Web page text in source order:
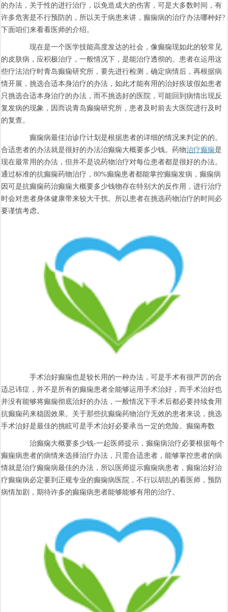
的办法，关于性的进行治疗，以免造成大的伤害，可是大多数时间，有
许多危害是不行预防的，所以关于病患来讲，癫痫病的治疗办法哪种好?
下面咱们来看看医师的介绍。
现在是一个医学技能高度发达的社会，像癫痫现如此的较常见
的皮肤病，应积极治疗，一般情况下，是能治疗透彻的。患者在运用这
些疗法治疗时青岛癫痫研究所，要先进行检测，确定病情后，再根据病
情开展，挑选合适本身治疗的办法，如此才能有用的治好疾玻假如患者
只挑选合适本身治疗的办法，而不挑选好的医院，可能回到病情出现反
复发病的现象，因而说青岛癫痫研究所，患者及时前去大医院进行及时
的复查。
癫痫病最佳治诊疗计划是根据患者的详细的情况来判定的的。
合适患者的办法就是很好的办法治癫痫大概要多少钱。药物治疗癫痫是
现在最常用的办法，但并不是说药物治疗对每位患者都是很好的办法。
通过标准的抗癫痫药物治疗，80%癫痫患者都能掌控癫痫发病，癫痫病
因可是抗癫痫药治癫痫大概要多少钱物存在特别大的反作用，进行治疗
时会对患者身体健康带来较大干扰。所以患者在挑选药物治疗的时间必
要谨慎考虑。
手术治好癫痫也是较长用的一种办法，可是手术有很严厉的合
适忌讳症，并不是所有的癫痫患者全能够运用手术治好，而手术治好也
并没有能够将癫痫彻底治好的办法，一般情况下手术后都必要持续食用
抗癫痫药来稳固效果。关于那些抗癫痫药物治疗无效的患者来说，挑选
手术治好是最佳的挑眩可是手术治好必要承当一定的危险。癫痫寿数
治癫痫大概要多少钱-一起医师提示，癫痫病治疗必要根据每个
癫痫病患者的病情来选择治疗办法，只需合适患者，能够掌控患者的病
情就是治疗癫痫病最佳的办法，所以医师提示癫痫病患者，癫痫治好治
疗癫痫病必定要到正规专业的癫痫病医院，不行以胡乱的看医师，预防
病情加剧，期待许多的癫痫病患者能够能够有用的治疗。